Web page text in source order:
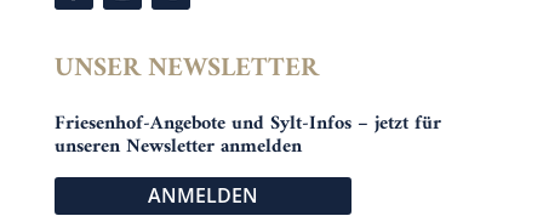
UNSER NEWSLETTER
Friesenhof-Angebote und Sylt-Infos – jetzt für
unseren Newsletter anmelden
ANMELDEN